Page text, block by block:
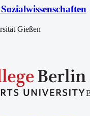
Gießen